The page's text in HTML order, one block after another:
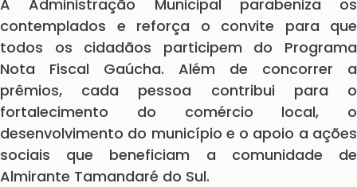
A Administração Municipal parabeniza os
contemplados e reforça o convite para que
todos os cidadãos participem do Programa
Nota Fiscal Gaúcha. Além de concorrer a
prêmios, cada pessoa contribui para o
fortalecimento do comércio local, o
desenvolvimento do município e o apoio a ações
sociais que beneficiam a comunidade de
Almirante Tamandaré do Sul.